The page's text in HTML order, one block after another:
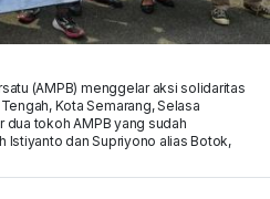
(AMPB) menggelar aksi solidaritas
Kota Semarang, Selasa
dua tokoh AMPB yang sudah
Istiyanto dan Supriyono alias Botok,